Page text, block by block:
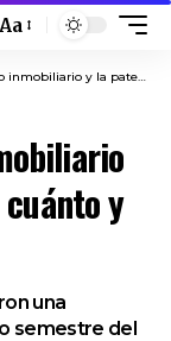
Font
Resizer
Aa
en Santa Fe: cuánto y a quiénes alcanza
y
una
semestre del